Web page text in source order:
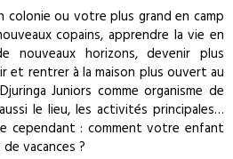
ou votre plus grand en camp
copains, apprendre la vie en
nouveaux horizons, devenir plus
et rentrer à la maison plus ouvert au
Juniors comme organisme de
le lieu, les activités principales…
cependant : comment votre enfant
vacances ?